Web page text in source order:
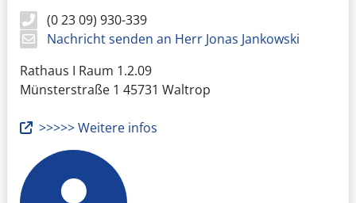
(0 23 09) 930-339
Nachricht senden an Herr Jonas Jankowski
Rathaus I Raum 1.2.09
Münsterstraße 1 45731 Waltrop
>>>>> Weitere infos